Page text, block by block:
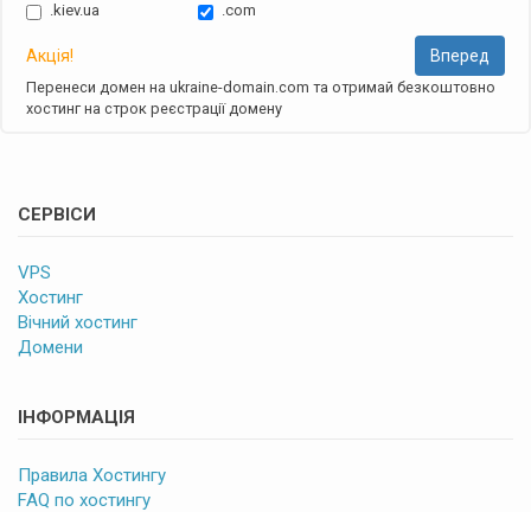
.kiev.ua
.com
Акція! Вперед
Перенеси домен на ukraine-domain.com та отримай безкоштовно
хостинг на строк реєстрації домену
СЕРВІСИ
VPS
Хостинг
Вічний хостинг
Домени
ІНФОРМАЦІЯ
Правила Хостингу
FAQ по хостингу